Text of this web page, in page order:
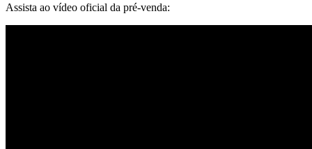
Assista ao vídeo oficial da pré-venda: